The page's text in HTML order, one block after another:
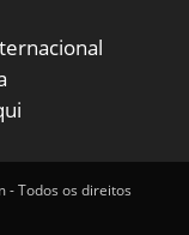
- Todos os direitos